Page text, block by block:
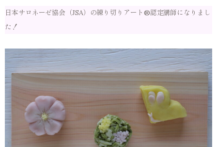
日本サロネーゼ協会（JSA）の練り切りアート®認定講師になりまし
た！